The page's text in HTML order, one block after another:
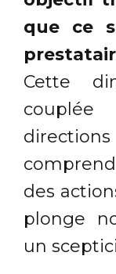
que ce
Cette
des
plonge
un